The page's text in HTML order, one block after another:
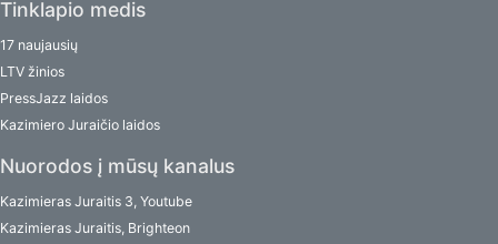
Tinklapio medis
17 naujausių
LTV žinios
PressJazz laidos
Kazimiero Juraičio laidos
Nuorodos į mūsų kanalus
Kazimieras Juraitis 3, Youtube
Kazimieras Juraitis, Brighteon